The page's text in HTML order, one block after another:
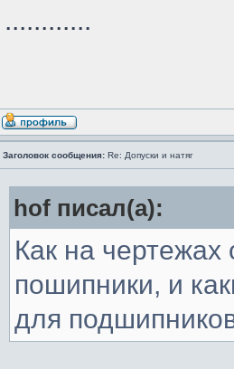
............
Заголовок сообщения: Re: Допуски и натяг
hof писал(а):
Как на чертежах
пошипники, и
для